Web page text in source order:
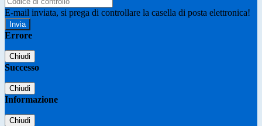
E-mail inviata, si prega di controllare la casella di posta elettronica!
Errore
Chiudi
Successo
Chiudi
Informazione
Chiudi